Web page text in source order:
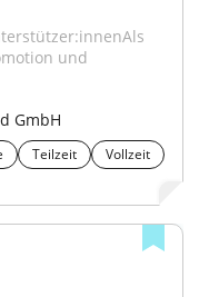
und
GmbH
Teilzeit
Vollzeit